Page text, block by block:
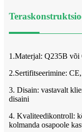
1.Materjal: Q235B või
2.Sertifitseerimine:
3. Disain: vastavalt
disaini
4. Kvaliteedikontroll:
kolmanda osapoole